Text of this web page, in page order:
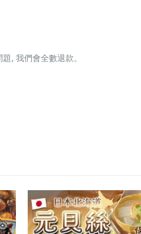
, 我們會全數退款。